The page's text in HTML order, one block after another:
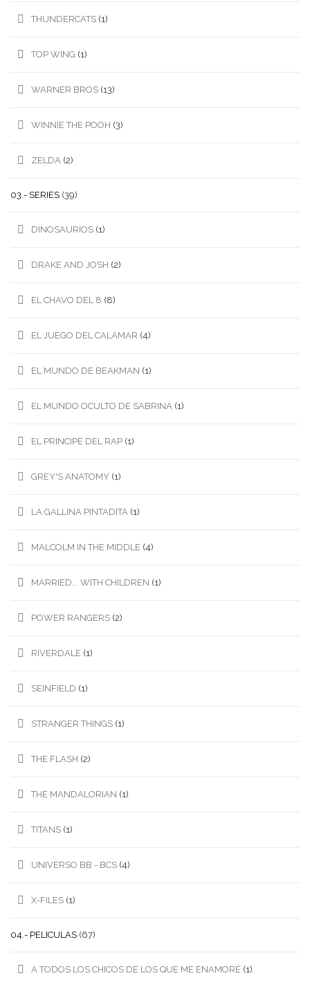
THUNDERCATS (1)
TOP WING (1)
WARNER BROS (13)
WINNIE THE POOH (3)
ZELDA (2)
03.- SERIES (39)
DINOSAURIOS (1)
DRAKE AND JOSH (2)
EL CHAVO DEL 8 (8)
EL JUEGO DEL CALAMAR (4)
EL MUNDO DE BEAKMAN (1)
EL MUNDO OCULTO DE SABRINA (1)
EL PRINCIPE DEL RAP (1)
GREY'S ANATOMY (1)
LA GALLINA PINTADITA (1)
MALCOLM IN THE MIDDLE (4)
MARRIED... WITH CHILDREN (1)
POWER RANGERS (2)
RIVERDALE (1)
SEINFIELD (1)
STRANGER THINGS (1)
THE FLASH (2)
THE MANDALORIAN (1)
TITANS (1)
UNIVERSO BB - BCS (4)
X-FILES (1)
04.- PELICULAS (67)
A TODOS LOS CHICOS DE LOS QUE ME ENAMORÉ (1)